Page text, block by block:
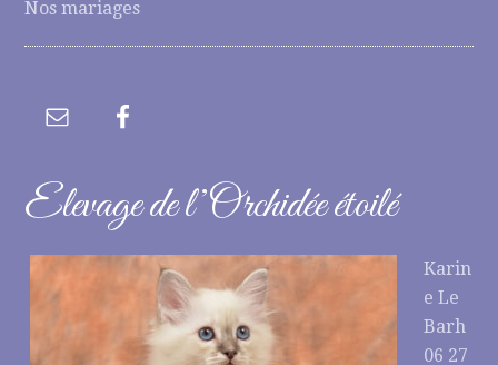
Nos mariages
Elevage de l’Orchidée étoilé
Karin
e Le
Barh
06 27